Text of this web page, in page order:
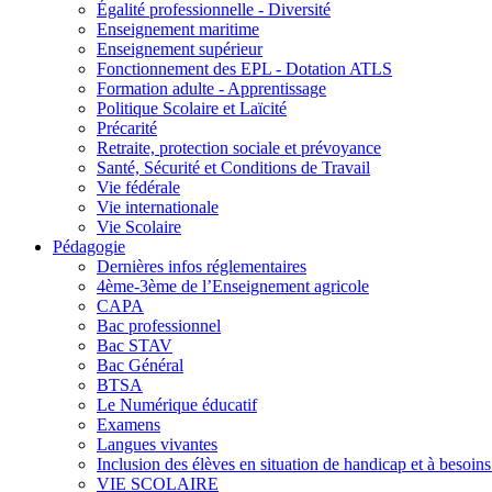
Égalité professionnelle - Diversité
Enseignement maritime
Enseignement supérieur
Fonctionnement des EPL - Dotation ATLS
Formation adulte - Apprentissage
Politique Scolaire et Laïcité
Précarité
Retraite, protection sociale et prévoyance
Santé, Sécurité et Conditions de Travail
Vie fédérale
Vie internationale
Vie Scolaire
Pédagogie
Dernières infos réglementaires
4ème-3ème de l’Enseignement agricole
CAPA
Bac professionnel
Bac STAV
Bac Général
BTSA
Le Numérique éducatif
Examens
Langues vivantes
Inclusion des élèves en situation de handicap et à
VIE SCOLAIRE